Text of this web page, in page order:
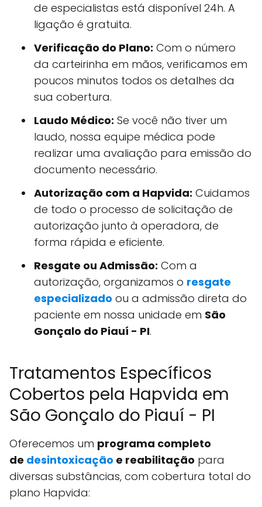
de especialistas está disponível 24h. A
ligação é gratuita.
Verificação do Plano: Com o número
da carteirinha em mãos, verificamos em
poucos minutos todos os detalhes da
sua cobertura.
Laudo Médico: Se você não tiver um
laudo, nossa equipe médica pode
realizar uma avaliação para emissão do
documento necessário.
Autorização com a Hapvida: Cuidamos
de todo o processo de solicitação de
autorização junto à operadora, de
forma rápida e eficiente.
Resgate ou Admissão: Com a
autorização, organizamos o resgate
especializado ou a admissão direta do
paciente em nossa unidade em São
Gonçalo do Piauí - PI.
Tratamentos Específicos
Cobertos pela Hapvida em
São Gonçalo do Piauí - PI
Oferecemos um programa completo
de desintoxicação e reabilitação para
diversas substâncias, com cobertura total do
plano Hapvida: